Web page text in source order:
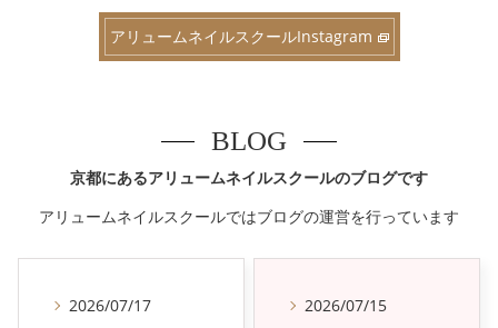
アリュームネイルスクールInstagram
京都にあるアリュームネイルスクールのブログです
BLOG
アリュームネイルスクールではブログの運営を行っています
2026/07/17
2026/07/15